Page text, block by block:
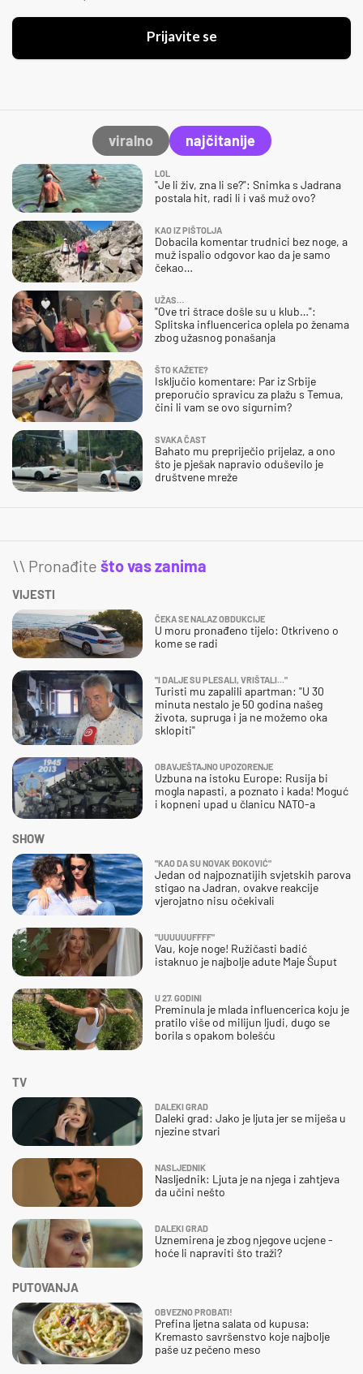
Prijavite se
viralno najčitanije
LOL
"Je li živ, zna li se?": Snimka s Jadrana
postala hit, radi li i vaš muž ovo?
KAO IZ PIŠTOLJA
Dobacila komentar trudnici bez noge, a
muž ispalio odgovor kao da je samo
čekao…
UŽAS…
"Ove tri štrace došle su u klub…":
Splitska influencerica oplela po ženama
zbog užasnog ponašanja
ŠTO KAŽETE?
Isključio komentare: Par iz Srbije
preporučio spravicu za plažu s Temua,
čini li vam se ovo sigurnim?
SVAKA ČAST
Bahato mu prepriječio prijelaz, a ono
što je pješak napravio oduševilo je
društvene mreže
\\ Pronađite što vas zanima
VIJESTI
ČEKA SE NALAZ OBDUKCIJE
U moru pronađeno tijelo: Otkriveno o
kome se radi
"I DALJE SU PLESALI, VRIŠTALI..."
Turisti mu zapalili apartman: "U 30
minuta nestalo je 50 godina našeg
života, supruga i ja ne možemo oka
sklopiti"
OBAVJEŠTAJNO UPOZORENJE
Uzbuna na istoku Europe: Rusija bi
mogla napasti, a poznato i kada! Moguć
i kopneni upad u članicu NATO-a
SHOW
"KAO DA SU NOVAK ĐOKOVIĆ"
Jedan od najpoznatijih svjetskih parova
stigao na Jadran, ovakve reakcije
vjerojatno nisu očekivali
"UUUUUUFFFF"
Vau, koje noge! Ružičasti badić
istaknuo je najbolje adute Maje Šuput
U 27. GODINI
Preminula je mlada influencerica koju je
pratilo više od milijun ljudi, dugo se
borila s opakom bolešću
TV
DALEKI GRAD
Daleki grad: Jako je ljuta jer se miješa u
njezine stvari
NASLJEDNIK
Nasljednik: Ljuta je na njega i zahtjeva
da učini nešto
DALEKI GRAD
Uznemirena je zbog njegove ucjene -
hoće li napraviti što traži?
PUTOVANJA
OBVEZNO PROBATI!
Prefina ljetna salata od kupusa:
Kremasto savršenstvo koje najbolje
paše uz pečeno meso